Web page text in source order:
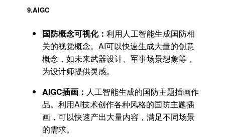
9.AIGC
国防概念可视化： 利用人工智能生成国防相
关的视觉概念。AI可以快速生成大量的创意
概念，如未来武器设计、军事场景想象等，
为设计师提供灵感。
AIGC插画： 人工智能生成的国防主题插画作
品。利用AI技术创作各种风格的国防主题插
画，可以快速产出大量内容，满足不同场景
的需求。